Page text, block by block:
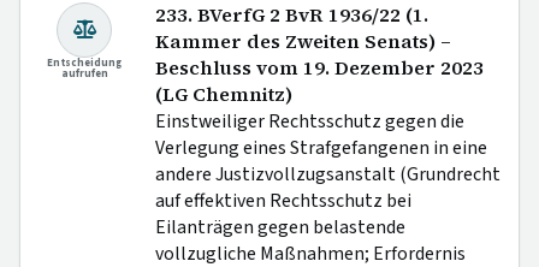
Entscheidung
aufrufen
233. BVerfG 2 BvR 1936/22 (1.
Kammer des Zweiten Senats) –
Beschluss vom 19. Dezember 2023
(LG Chemnitz)
Einstweiliger Rechtsschutz gegen die
Verlegung eines Strafgefangenen in eine
andere Justizvollzugsanstalt (Grundrecht
auf effektiven Rechtsschutz bei
Eilanträgen gegen belastende
vollzugliche Maßnahmen; Erfordernis